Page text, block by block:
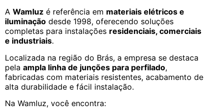
A Wamluz é referência em materiais elétricos e
iluminação desde 1998, oferecendo soluções
completas para instalações residenciais, comerciais
e industriais.
Localizada na região do Brás, a empresa se destaca
pela ampla linha de junções para perfilado,
fabricadas com materiais resistentes, acabamento de
alta durabilidade e fácil instalação.
Na Wamluz, você encontra: